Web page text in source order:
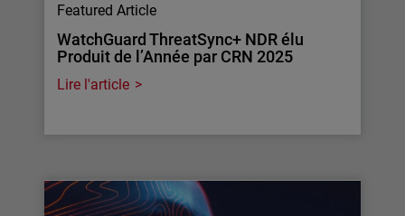
Featured Article
WatchGuard ThreatSync+ NDR élu
Produit de l’Année par CRN 2025
Lire l'article